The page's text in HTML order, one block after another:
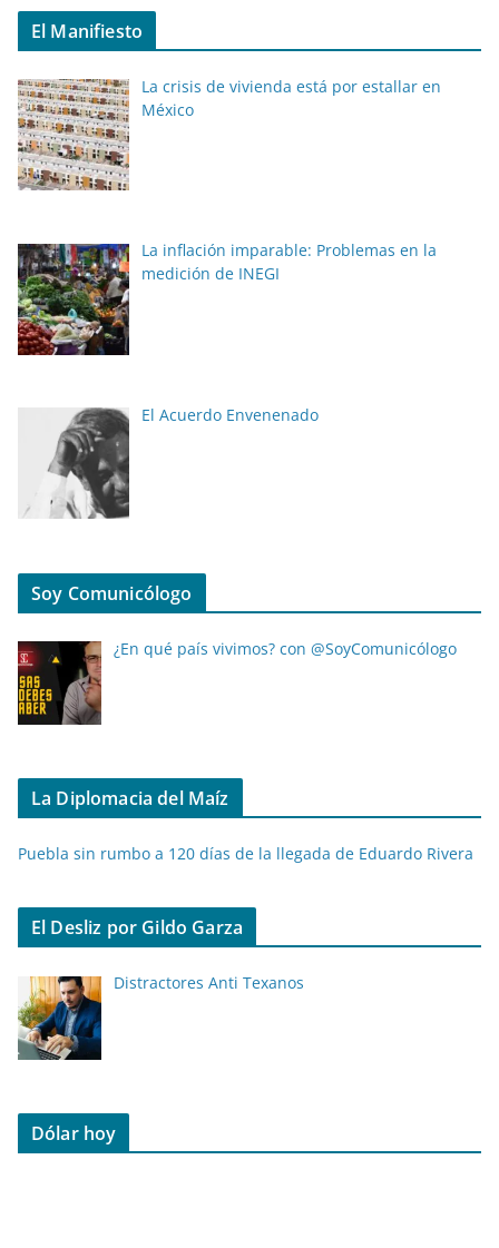
El Manifiesto
La crisis de vivienda está por estallar en
México
La inflación imparable: Problemas en la
medición de INEGI
El Acuerdo Envenenado
Soy Comunicólogo
¿En qué país vivimos? con @SoyComunicólogo
La Diplomacia del Maíz
Puebla sin rumbo a 120 días de la llegada de Eduardo Rivera
El Desliz por Gildo Garza
Distractores Anti Texanos
Dólar hoy